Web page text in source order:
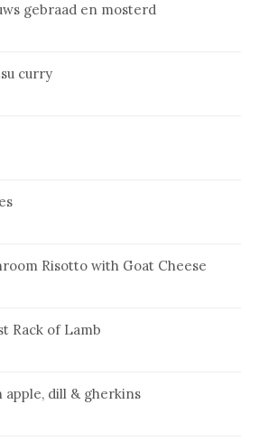
ge­braad en mos­terd
curry
Risotto with Goat Cheese
Rack of Lamb
dill & gherkins